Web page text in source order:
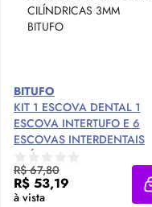
BITUFO
KIT 1 ESCOVA DENTAL 1
ESCOVA INTERTUFO E 6
ESCOVAS INTERDENTAIS
CILÍNDRICAS 3MM BITUFO
R$ 67,80
R$ 53,19
à vista
Compre Agora ❯